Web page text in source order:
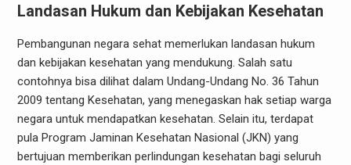
Landasan Hukum dan Kebijakan Kesehatan
Pembangunan negara sehat memerlukan landasan hukum
dan kebijakan kesehatan yang mendukung. Salah satu
contohnya bisa dilihat dalam Undang-Undang No. 36 Tahun
2009 tentang Kesehatan, yang menegaskan hak setiap warga
negara untuk mendapatkan kesehatan. Selain itu, terdapat
pula Program Jaminan Kesehatan Nasional (JKN) yang
bertujuan memberikan perlindungan kesehatan bagi seluruh